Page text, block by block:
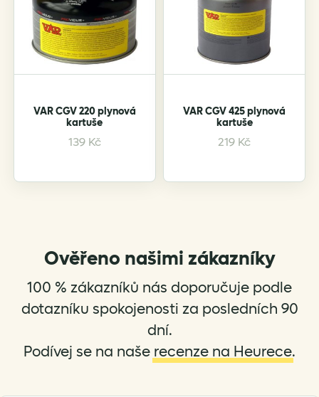
VAR CGV 220 plynová
kartuše
139 Kč
VAR CGV 425 plynová
kartuše
219 Kč
Ověřeno našimi zákazníky
100 % zákazníků nás doporučuje podle
dotazníku spokojenosti za posledních 90
dní.
Podívej se na naše recenze na Heurece.